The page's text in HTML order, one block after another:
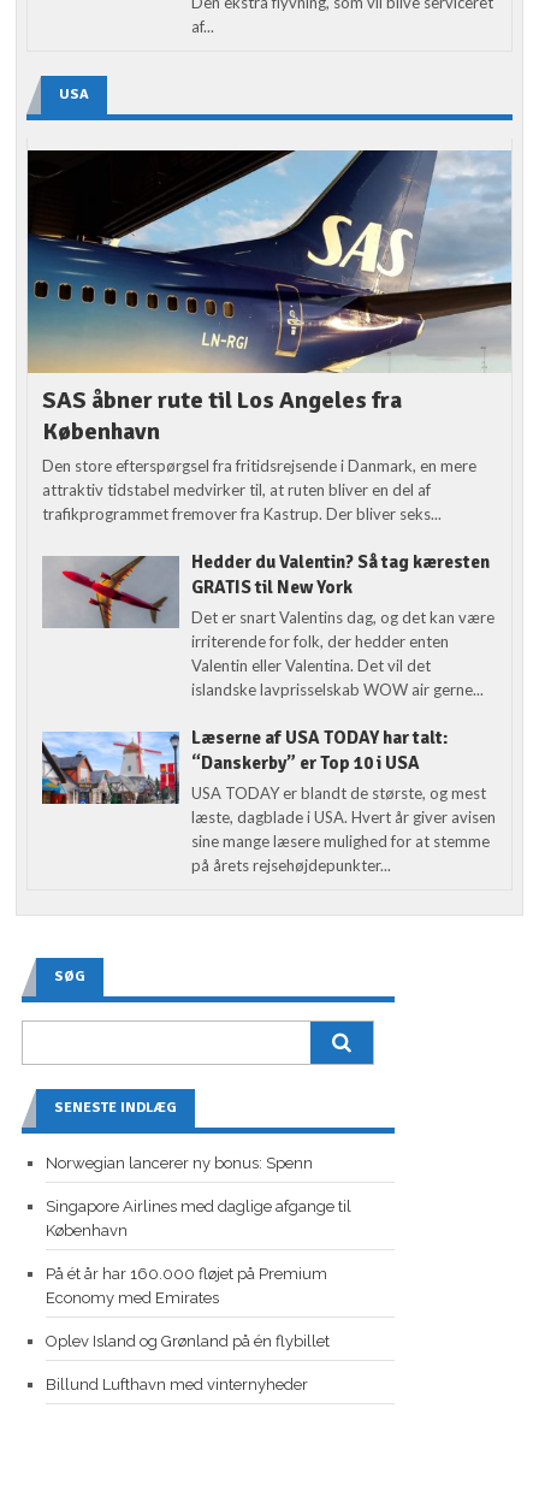
af...
USA
SAS åbner rute til Los Angeles fra
København
Den store efterspørgsel fra fritidsrejsende i Danmark, en mere
attraktiv tidstabel medvirker til, at ruten bliver en del af
trafikprogrammet fremover fra Kastrup. Der bliver seks...
Hedder du Valentin? Så tag kæresten
GRATIS til New York
Det er snart Valentins dag, og det kan være
irriterende for folk, der hedder enten
Valentin eller Valentina. Det vil det
islandske lavprisselskab WOW air gerne...
Læserne af USA TODAY har talt:
“Danskerby” er Top 10 i USA
USA TODAY er blandt de største, og mest
læste, dagblade i USA. Hvert år giver avisen
sine mange læsere mulighed for at stemme
på årets rejsehøjdepunkter...
SØG
SENESTE INDLÆG
Norwegian lancerer ny bonus: Spenn
Singapore Airlines med daglige afgange til
København
På ét år har 160.000 fløjet på Premium
Economy med Emirates
Oplev Island og Grønland på én flybillet
Billund Lufthavn med vinternyheder